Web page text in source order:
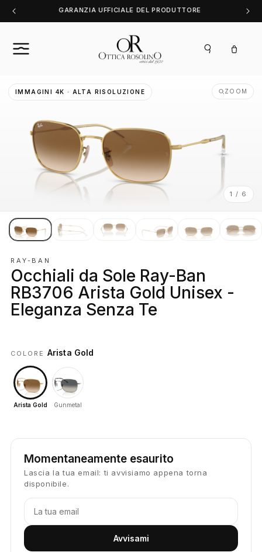
direttamente
ai contenuti
SOLO ORIGINALI GARANTITI
Carrello
IMMAGINI 4K · ALTA RISOLUZIONE ZOOM
1 / 6
RAY-BAN
Occhiali da Sole Ray-Ban
RB3706 Arista Gold Unisex -
Eleganza Senza Te
COLORE Arista Gold
Arista Gold Gunmetal
Momentaneamente esaurito
Lascia la tua email: ti avvisiamo appena torna
disponibile.
Avvisami